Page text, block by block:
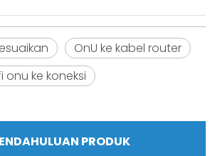
OnU ke kabel router
ke koneksi
PRODUK